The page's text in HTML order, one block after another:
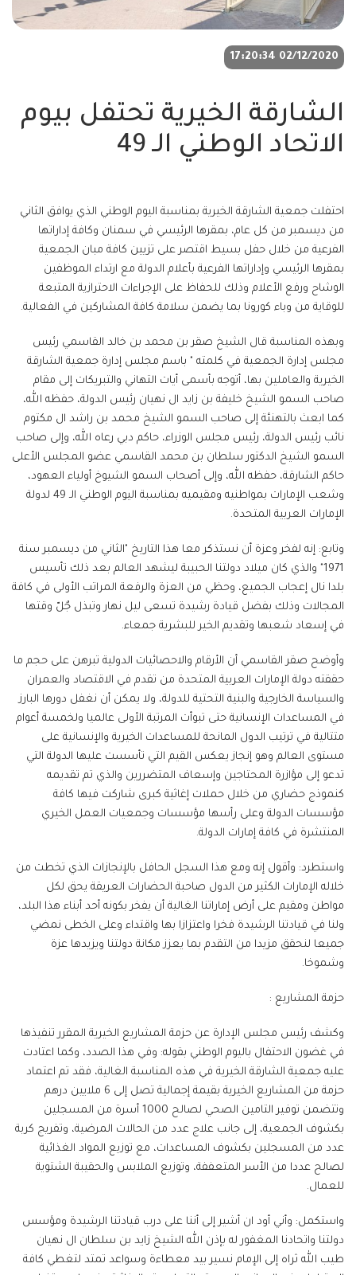
02/12/2020 17:20:34
الشارقة الخيرية تحتفل بيوم
الاتحاد الوطني الـ 49
احتفلت جمعية الشارقة الخيرية بمناسبة اليوم الوطني الذي يوافق الثاني
من ديسمبر من كل عام، بمقرها الرئيسي في سمنان وكافة إداراتها
الفرعية من خلال حفل بسيط اقتصر على تزيين كافة مبان الجمعية
بمقرها الرئيسي وإداراتها الفرعية بأعلام الدولة مع ارتداء الموظفين
الوشاح ورفع الأعلام وذلك للحفاظ على الإجراءات الاحترازية المتبعة
للوقاية من وباء كورونا بما يضمن سلامة كافة المشاركين في الفعالية.
وبهذه المناسبة قال الشيخ صقر بن محمد بن خالد القاسمي رئيس
مجلس إدارة الجمعية في كلمته " باسم مجلس إدارة جمعية الشارقة
الخيرية والعاملين بها، أتوجه بأسمى أيات التهاني والتبريكات إلى مقام
صاحب السمو الشيخ خليفة بن زايد ال نهيان رئيس الدولة، حفظه الله،
كما ابعث بالتهنئة إلى صاحب السمو الشيخ محمد بن راشد ال مكتوم
نائب رئيس الدولة، رئيس مجلس الوزراء، حاكم دبي رعاه الله، وإلى صاحب
السمو الشيخ الدكتور سلطان بن محمد القاسمي عضو المجلس الأعلى
حاكم الشارقة، حفظه الله، وإلى أصحاب السمو الشيوخ أولياء العهود،
وشعب الإمارات بمواطنيه ومقيميه بمناسبة اليوم الوطني الـ 49 لدولة
الإمارات العربية المتحدة.
وتابع: إنه لفخر وعزة أن نستذكر معا هذا التاريخ "الثاني من ديسمبر سنة
1971" والذي كان ميلاد دولتنا الحبيبة ليشهد العالم بعد ذلك تأسيس
بلدا نال إعجاب الجميع، وحظي من العزة والرفعة المراتب الأولى في كافة
المجالات وذلك بفضل قيادة رشيدة تسعى ليل نهار وتبذل جٌلّ وقتها
في إسعاد شعبها وتقديم الخير للبشرية جمعاء.
وأوضح صقر القاسمي أن الأرقام والاحصائيات الدولية تبرهن على حجم ما
حققته دولة الإمارات العربية المتحدة من تقدم في الاقتصاد والعمران
والسياسة الخارجية والبنية التحتية للدولة، ولا يمكن أن نغفل دورها البارز
في المساعدات الإنسانية حتى تبوأت المرتبة الأولى عالميا ولخمسة أعوام
متتالية في ترتيب الدول المانحة للمساعدات الخيرية والإنسانية على
مستوى العالم وهو إنجاز يعكس القيم التي تأسست عليها الدولة التي
تدعو إلى مؤازرة المحتاجين وإسعاف المتضررين والذي تم تقديمه
كنموذج حضاري من خلال حملات إغاثية كبرى شاركت فيها كافة
مؤسسات الدولة وعلى رأسها مؤسسات وجمعيات العمل الخيري
المنتشرة في كافة إمارات الدولة.
واستطرد: وأقول إنه ومع هذا السجل الحافل بالإنجازات الذي تخطت من
خلاله الإمارات الكثير من الدول صاحبة الحضارات العريقة يحق لكل
مواطن ومقيم على أرض إماراتنا الغالية أن يفخر بكونه أحد أبناء هذا البلد،
ولنا في قيادتنا الرشيدة فخرا واعتزازا بها واقتداء وعلى الخطى نمضي
جميعا لنحقق مزيدا من التقدم بما يعزز مكانة دولتنا ويزيدها عزة
وشموخا.
حزمة المشاريع :
وكشف رئيس مجلس الإدارة عن حزمة المشاريع الخيرية المقرر تنفيذها
في غضون الاحتفال باليوم الوطني بقوله: وفي هذا الصدد، وكما اعتادت
عليه جمعية الشارقة الخيرية في هذه المناسبة الغالية، فقد تم اعتماد
حزمة من المشاريع الخيرية بقيمة إجمالية تصل إلى 6 ملايين درهم
وتتضمن توفير التامين الصحي لصالح 1000 أسرة من المسجلين
بكشوف الجمعية، إلى جانب علاج عدد من الحالات المرضية، وتفريج كربة
عدد من المسجلين بكشوف المساعدات، مع توزيع المواد الغذائية
لصالح عددا من الأسر المتعففة، وتوزيع الملابس والحقيبة الشتوية
للعمال.
واستكمل: وأني أود ان أشير إلى أننا على درب قيادتنا الرشيدة ومؤسس
دولتنا واتحادنا المغفور له بإذن الله الشيخ زايد بن سلطان ال نهيان
طيب الله ثراه إلى الإمام نسير بيد معطاءة وسواعد تمتد لتغطي كافة